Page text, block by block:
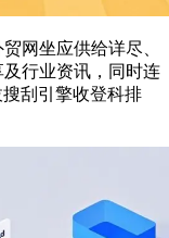
网坐应供给详尽、
行业资讯，同时连
刮引擎收登科排